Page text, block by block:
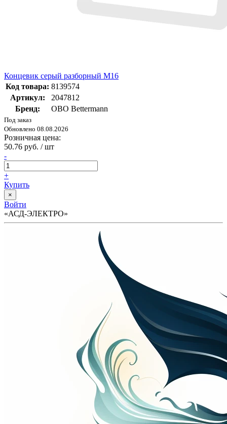
Концевик серый разборный M16
Код товара: 8139574
Артикул:
2047812
Бренд:
OBO Bettermann
Под заказ
Обновлено 08.08.2026
Розничная цена:
50.76 руб. / шт
-
+
Купить
×
Войти
«АСД-ЭЛЕКТРО»